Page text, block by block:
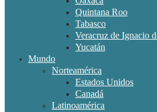
Quintana Roo
Tabasco
Veracruz de Ignacio
Yucatán
Mundo
Norteamérica
Estados Unidos
Canadá
Latinoamérica